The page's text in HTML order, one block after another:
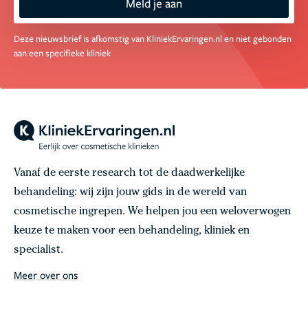
Meld je aan
Deze nieuwsbrief is afkomstig van KliniekErvaringen.nl en niet gebonden
aan een specifieke kliniek
Vanaf de eerste research tot de daadwerkelijke
behandeling: wij zijn jouw gids in de wereld van
cosmetische ingrepen. We helpen jou een weloverwogen
keuze te maken voor een behandeling, kliniek en
specialist.
Meer over ons